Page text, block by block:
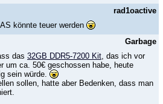
rad1oactive
könnte teuer werden
Garbage
das 32GB DDR5-7200 Kit , das ich vor
um ca. 50€ geschossen habe, heute
sein würde.
sollen, hatte aber Bedenken, dass man